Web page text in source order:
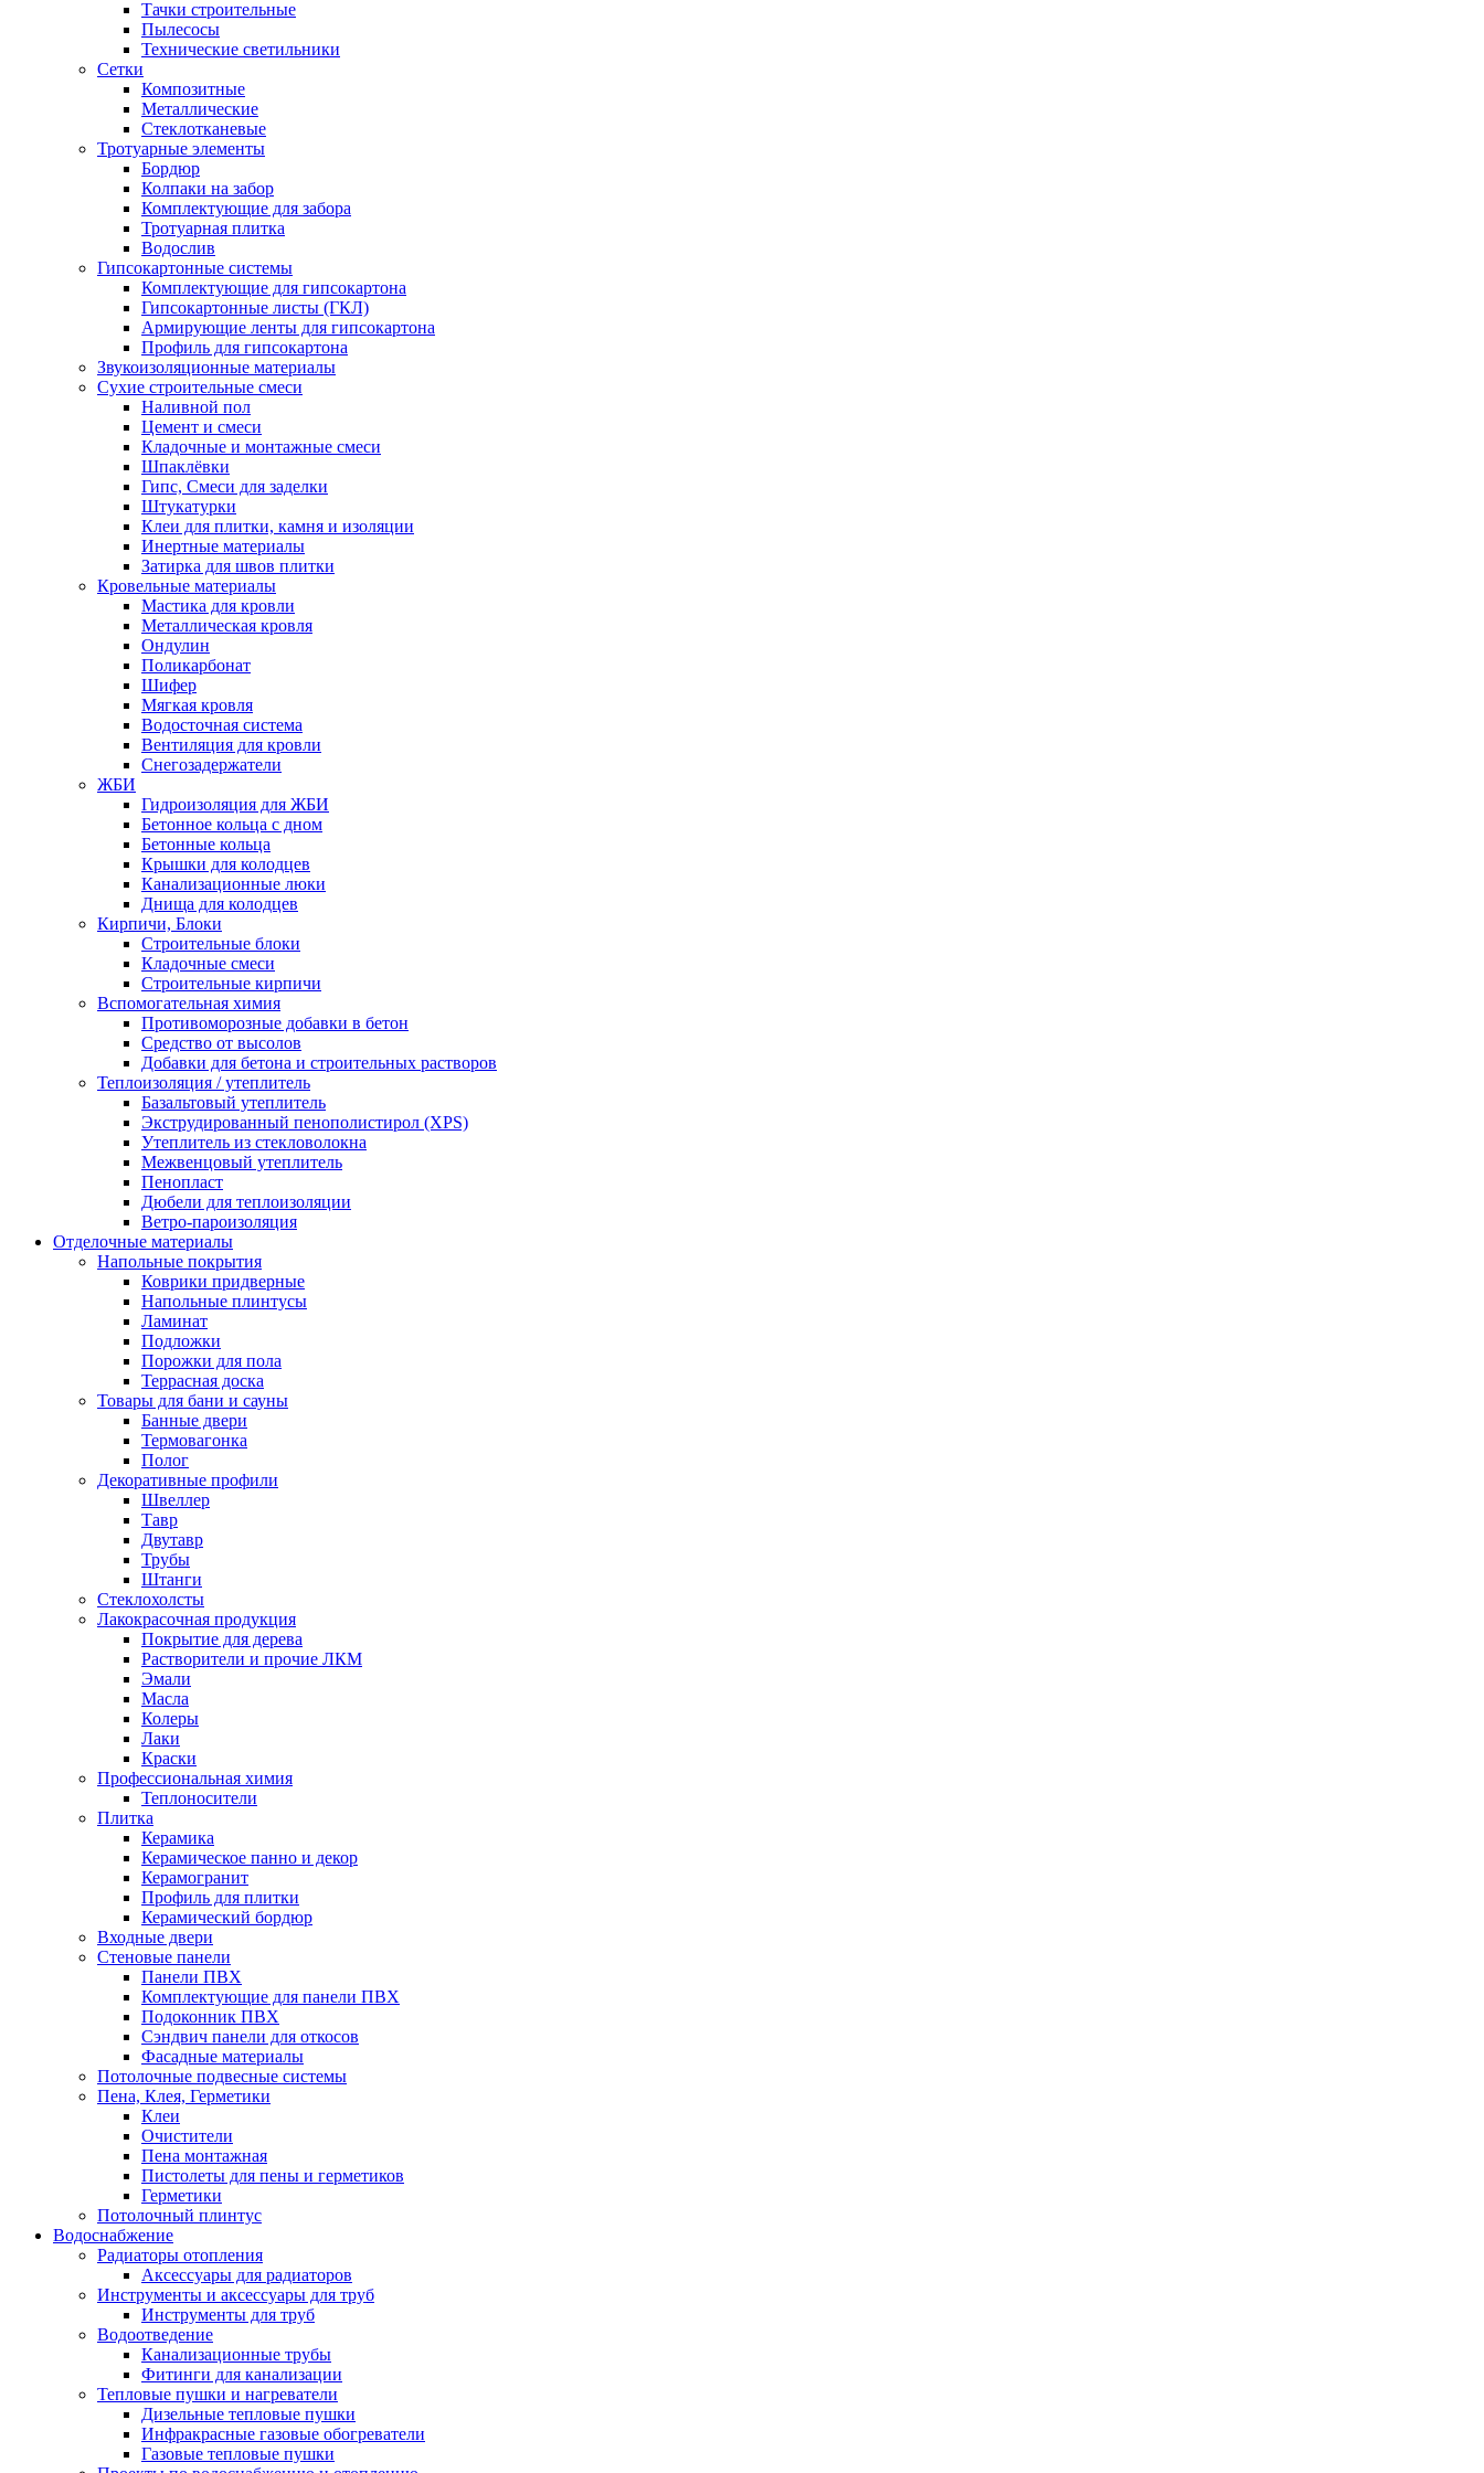
Тачки строительные
Пылесосы
Технические светильники
Сетки
Композитные
Металлические
Стеклотканевые
Тротуарные элементы
Бордюр
Колпаки на забор
Комплектующие для забора
Тротуарная плитка
Водослив
Гипсокартонные системы
Комплектующие для гипсокартона
Гипсокартонные листы (ГКЛ)
Армирующие ленты для гипсокартона
Профиль для гипсокартона
Звукоизоляционные материалы
Сухие строительные смеси
Наливной пол
Цемент и смеси
Кладочные и монтажные смеси
Шпаклёвки
Гипс, Смеси для заделки
Штукатурки
Клеи для плитки, камня и изоляции
Инертные материалы
Затирка для швов плитки
Кровельные материалы
Мастика для кровли
Металлическая кровля
Ондулин
Поликарбонат
Шифер
Мягкая кровля
Водосточная система
Вентиляция для кровли
Снегозадержатели
ЖБИ
Гидроизоляция для ЖБИ
Бетонное кольца с дном
Бетонные кольца
Крышки для колодцев
Канализационные люки
Днища для колодцев
Кирпичи, Блоки
Строительные блоки
Кладочные смеси
Строительные кирпичи
Вспомогательная химия
Противоморозные добавки в бетон
Средство от высолов
Добавки для бетона и строительных растворов
Теплоизоляция / утеплитель
Базальтовый утеплитель
Экструдированный пенополистирол (XPS)
Утеплитель из стекловолокна
Межвенцовый утеплитель
Пенопласт
Дюбели для теплоизоляции
Ветро-пароизоляция
Отделочные материалы
Напольные покрытия
Коврики придверные
Напольные плинтусы
Ламинат
Подложки
Порожки для пола
Террасная доска
Товары для бани и сауны
Банные двери
Термовагонка
Полог
Декоративные профили
Швеллер
Тавр
Двутавр
Трубы
Штанги
Стеклохолсты
Лакокрасочная продукция
Покрытие для дерева
Растворители и прочие ЛКМ
Эмали
Масла
Колеры
Лаки
Краски
Профессиональная химия
Теплоносители
Плитка
Керамика
Керамическое панно и декор
Керамогранит
Профиль для плитки
Керамический бордюр
Входные двери
Стеновые панели
Панели ПВХ
Комплектующие для панели ПВХ
Подоконник ПВХ
Сэндвич панели для откосов
Фасадные материалы
Потолочные подвесные системы
Пена, Клея, Герметики
Клеи
Очистители
Пена монтажная
Пистолеты для пены и герметиков
Герметики
Потолочный плинтус
Водоснабжение
Радиаторы отопления
Аксессуары для радиаторов
Инструменты и аксессуары для труб
Инструменты для труб
Водоотведение
Канализационные трубы
Фитинги для канализации
Тепловые пушки и нагреватели
Дизельные тепловые пушки
Инфракрасные газовые обогреватели
Газовые тепловые пушки